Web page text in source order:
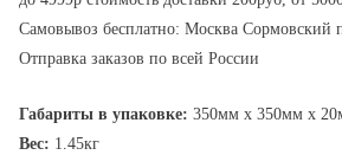
Самовывоз бесплатно: Москва Сормовский
Отправка заказов по всей России
Габариты в упаковке: 350мм x 350мм x
Вес: 1.45кг